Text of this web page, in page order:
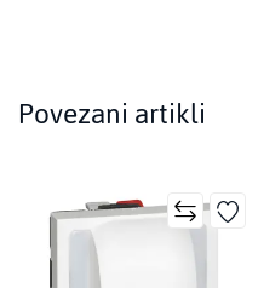
Povezani artikli